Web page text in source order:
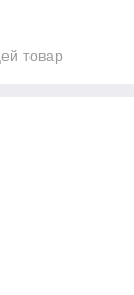
товар